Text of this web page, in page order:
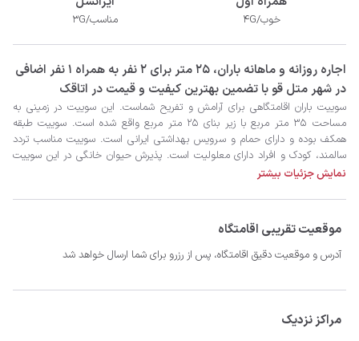
خوب/4G مناسب/3G
‫‫اجاره روزانه و ماهانه باران، 25 متر برای 2 نفر به همراه 1 نفر اضافی
در شهر متل قو با تضمین بهترین کیفیت و قیمت در اتاقک
- سیستم سرمایشی کولر گازی و گرمایشی بخاری گازی
نمایش جزئیات بیشتر
موقعیت تقریبی اقامتگاه
آدرس و موقعیت دقیق اقامتگاه، پس از رزرو برای شما ارسال خواهد شد
مراکز نزدیک